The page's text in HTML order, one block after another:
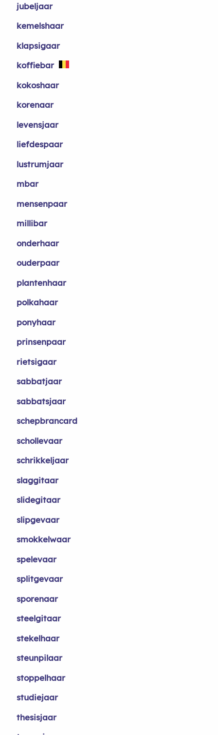
jubeljaar
kemelshaar
klapsigaar
koffiebar
kokoshaar
korenaar
levensjaar
liefdespaar
lustrumjaar
mbar
mensenpaar
millibar
onderhaar
ouderpaar
plantenhaar
polkahaar
ponyhaar
prinsenpaar
rietsigaar
sabbatjaar
sabbatsjaar
schepbrancard
schollevaar
schrikkeljaar
slaggitaar
slidegitaar
slipgevaar
smokkelwaar
spelevaar
splitgevaar
sporenaar
steelgitaar
stekelhaar
steunpilaar
stoppelhaar
studiejaar
thesisjaar